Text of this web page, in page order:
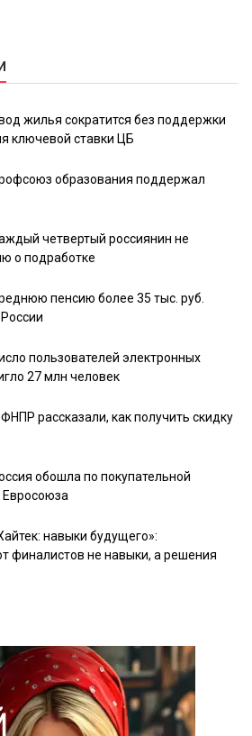
жилья сократится без поддержки
ключевой ставки ЦБ
образования поддержал
четвертый россиянин не
о подработке
пенсию более 35 тыс. руб.
пользователей электронных
27 млн человек
рассказали, как получить скидку
обошла по покупательной
Евросоюза
навыки будущего»:
финалистов не навыки, а решения